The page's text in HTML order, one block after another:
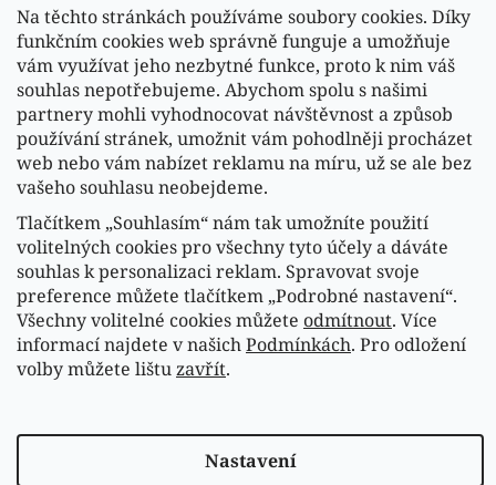
Na těchto stránkách používáme soubory cookies. Díky
funkčním cookies web správně funguje a umožňuje
vám využívat jeho nezbytné funkce, proto k nim váš
souhlas nepotřebujeme. Abychom spolu s našimi
partnery mohli vyhodnocovat návštěvnost a způsob
používání stránek, umožnit vám pohodlněji procházet
web nebo vám nabízet reklamu na míru, už se ale bez
vašeho souhlasu neobejdeme.
Tlačítkem „Souhlasím“ nám tak umožníte použití
volitelných cookies pro všechny tyto účely a dáváte
souhlas k personalizaci reklam. Spravovat svoje
preference můžete tlačítkem „Podrobné nastavení“.
Všechny volitelné cookies můžete odmítnout. Více
informací najdete v našichPodmínkách. Pro odložení
volby můžete lištuzavřít.
Nastavení
Sledovat na Instagramu
Náš FACEBOOK
Fasardi.cz. Všechna práva vyhrazena.